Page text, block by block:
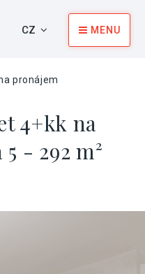
CZ MENU
pronájem
4+kk na
- 292 m²